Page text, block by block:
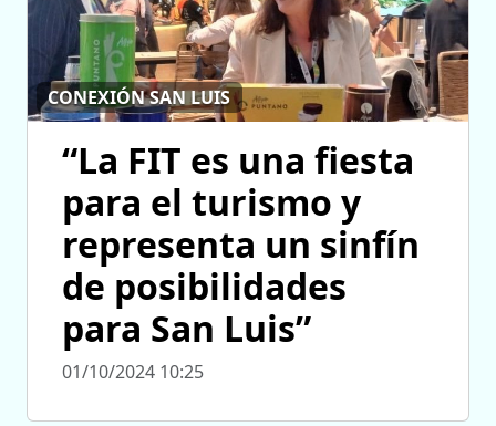
CONEXIÓN SAN LUIS
“La FIT es una fiesta
para el turismo y
representa un sinfín
de posibilidades
para San Luis”
01/10/2024 10:25